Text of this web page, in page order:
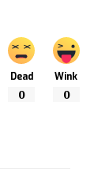
Dead
0
Wink
0